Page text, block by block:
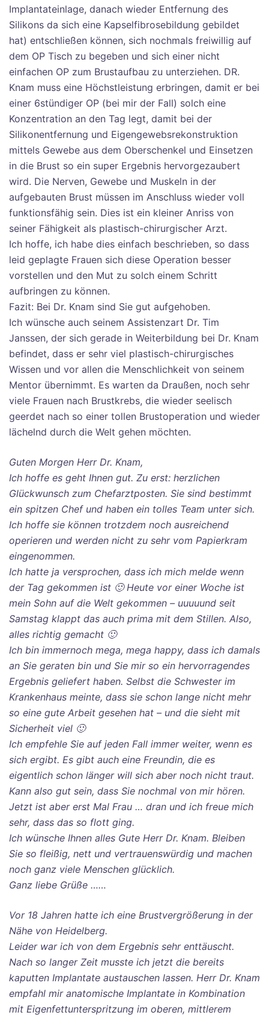
Implantateinlage, danach wieder Entfernung des
Silikons da sich eine Kapselfibrosebildung gebildet
hat) entschließen können, sich nochmals freiwillig auf
dem OP Tisch zu begeben und sich einer nicht
einfachen OP zum Brustaufbau zu unterziehen. DR.
Knam muss eine Höchstleistung erbringen, damit er bei
einer 6stündiger OP (bei mir der Fall) solch eine
Konzentration an den Tag legt, damit bei der
Silikonentfernung und Eigengewebsrekonstruktion
mittels Gewebe aus dem Oberschenkel und Einsetzen
in die Brust so ein super Ergebnis hervorgezaubert
wird. Die Nerven, Gewebe und Muskeln in der
aufgebauten Brust müssen im Anschluss wieder voll
funktionsfähig sein. Dies ist ein kleiner Anriss von
seiner Fähigkeit als plastisch-chirurgischer Arzt.
Ich hoffe, ich habe dies einfach beschrieben, so dass
leid geplagte Frauen sich diese Operation besser
vorstellen und den Mut zu solch einem Schritt
aufbringen zu können.
Fazit: Bei Dr. Knam sind Sie gut aufgehoben.
Ich wünsche auch seinem Assistenzart Dr. Tim
Janssen, der sich gerade in Weiterbildung bei Dr. Knam
befindet, dass er sehr viel plastisch-chirurgisches
Wissen und vor allen die Menschlichkeit von seinem
Mentor übernimmt. Es warten da Draußen, noch sehr
viele Frauen nach Brustkrebs, die wieder seelisch
geerdet nach so einer tollen Brustoperation und wieder
lächelnd durch die Welt gehen möchten.
Guten Morgen Herr Dr. Knam,
Ich hoffe es geht Ihnen gut. Zu erst: herzlichen
Glückwunsch zum Chefarztposten. Sie sind bestimmt
ein spitzen Chef und haben ein tolles Team unter sich.
Ich hoffe sie können trotzdem noch ausreichend
operieren und werden nicht zu sehr vom Papierkram
eingenommen.
Ich hatte ja versprochen, dass ich mich melde wenn
der Tag gekommen ist 🙂 Heute vor einer Woche ist
mein Sohn auf die Welt gekommen – uuuuund seit
Samstag klappt das auch prima mit dem Stillen. Also,
alles richtig gemacht 🙂
Ich bin immernoch mega, mega happy, dass ich damals
an Sie geraten bin und Sie mir so ein hervorragendes
Ergebnis geliefert haben. Selbst die Schwester im
Krankenhaus meinte, dass sie schon lange nicht mehr
so eine gute Arbeit gesehen hat – und die sieht mit
Sicherheit viel 🙂
Ich empfehle Sie auf jeden Fall immer weiter, wenn es
sich ergibt. Es gibt auch eine Freundin, die es
eigentlich schon länger will sich aber noch nicht traut.
Kann also gut sein, dass Sie nochmal von mir hören.
Jetzt ist aber erst Mal Frau … dran und ich freue mich
sehr, dass das so flott ging.
Ich wünsche Ihnen alles Gute Herr Dr. Knam. Bleiben
Sie so fleißig, nett und vertrauenswürdig und machen
noch ganz viele Menschen glücklich.
Ganz liebe Grüße ……
Vor 18 Jahren hatte ich eine Brustvergrößerung in der
Nähe von Heidelberg.
Leider war ich von dem Ergebnis sehr enttäuscht.
Nach so langer Zeit musste ich jetzt die bereits
kaputten Implantate austauschen lassen. Herr Dr. Knam
empfahl mir anatomische Implantate in Kombination
mit Eigenfettunterspritzung im oberen, mittlerem